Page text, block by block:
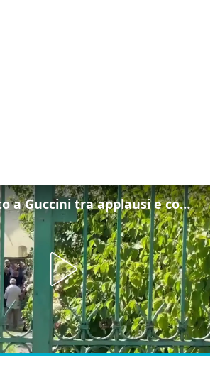
Ultimo saluto a Guccini tra applausi e commozione a Pavana